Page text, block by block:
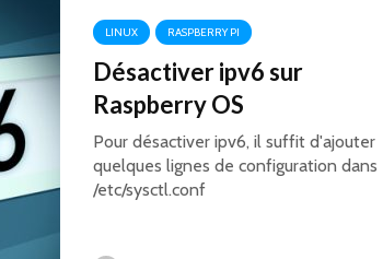
LINUX RASPBERRY PI
Désactiver ipv6 sur
Raspberry OS
Pour désactiver ipv6, il suffit d'ajouter
quelques lignes de configuration dans
/etc/sysctl.conf